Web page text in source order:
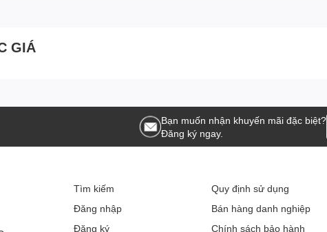
màu sắc chân thực, độ tương phản tốt.
GIÁ
Bạn muốn nhận khuyến mãi đặc biệt?
Đăng ký ngay.
Tìm kiếm
Đăng nhập
Đăng ký
Quy định sử dụng
Bán hàng danh nghiệp
Chính sách bảo hành